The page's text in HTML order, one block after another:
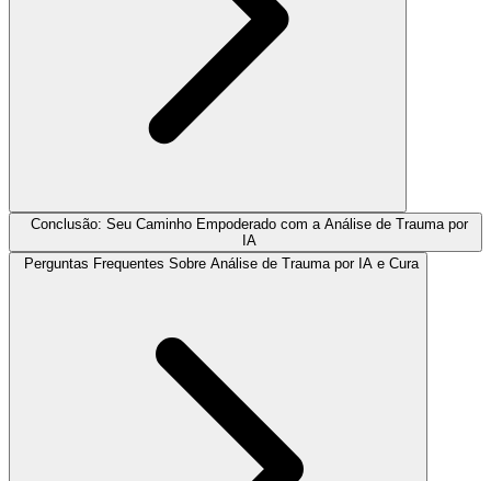
Conclusão: Seu Caminho Empoderado com a Análise de Trauma por
IA
Perguntas Frequentes Sobre Análise de Trauma por IA e Cura